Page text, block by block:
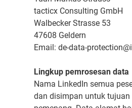
tacticx Consulting GmbH
Walbecker Strasse 53
47608 Geldern
Email: de-data-
Lingkup pemrosesan data
Nama LinkedIn semua
dan disimpan untuk tujuan